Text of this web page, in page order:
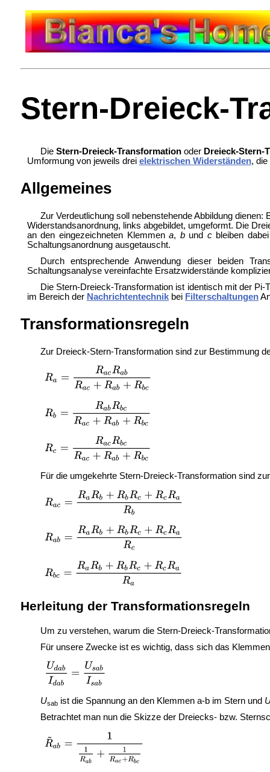
Stern-Dreieck-
DieStern-Dreieck-Transformation oder Dreieck-Stern-
Umformung von jeweils drei elektrischen Widerständen,
Allgemeines
Zur Verdeutlichung soll nebenstehende Abbildung
Widerstandsanordnung, links abgebildet, umgeformt. Die
an den eingezeichneten Klemmena, bund cbleiben
Schaltungsanordnung ausgetauscht.
Durch entsprechende Anwendung dieser beiden
Schaltungsanalyse vereinfachte Ersatzwiderstände
Die Stern-Dreieck-Transformation ist identisch mit der
im Bereich der Nachrichtentechnikbei Filterschaltungen
Transformationsregeln
Zur Dreieck-Stern-Transformation sind zur Bestimmung
Für die umgekehrte Stern-Dreieck-Transformation sind
Herleitung der Transformationsregeln
Um zu verstehen, warum die Stern-Dreieck-
Für unsere Zwecke ist es wichtig, dass sich das
Usabist die Spannung an den Klemmen a-b im Stern und
Betrachtet man nun die Skizze der Dreiecks- bzw.